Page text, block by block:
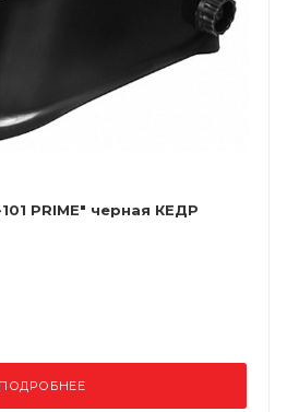
PRIME" черная КЕДР
ПОДРОБНЕЕ